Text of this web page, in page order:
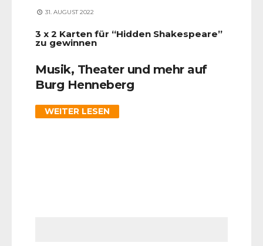
31. AUGUST 2022
3 x 2 Karten für “Hidden Shakespeare”
zu gewinnen
Musik, Theater und mehr auf
Burg Henneberg
WEITER LESEN